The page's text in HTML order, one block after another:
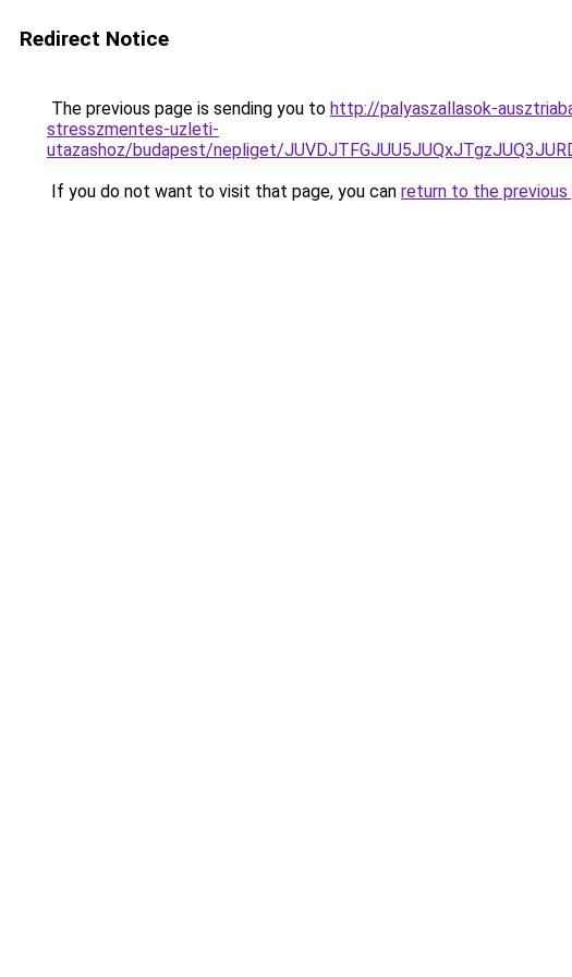
Redirect Notice
The previous page is sending you to http://palyaszallasok-
stresszmentes-uzleti-
utazashoz/budapest/nepliget/
If you do not want to visit that page, you can return to the previous